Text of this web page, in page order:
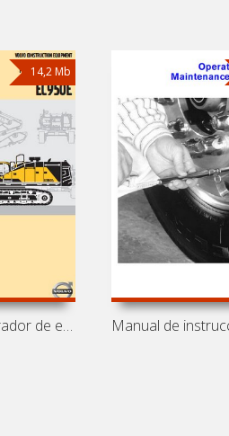
14,2 Mb
Manual del operador de excavadora Volvo